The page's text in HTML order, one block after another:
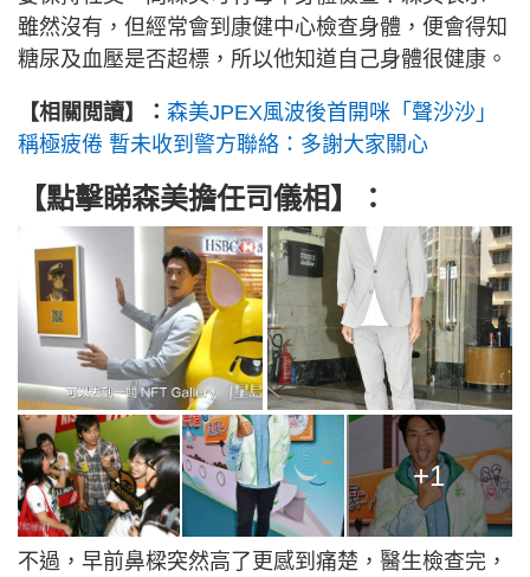
雖然沒有，但經常會到康健中心檢查身體，便會得知
糖尿及血壓是否超標，所以他知道自己身體很健康。
【相關閲讀】： 森美JPEX風波後首開咪「聲沙沙」
稱極疲倦 暫未收到警方聯絡：多謝大家關心
【點擊睇森美擔任司儀相】：
+1
不過，早前鼻樑突然高了更感到痛楚，醫生檢查完，